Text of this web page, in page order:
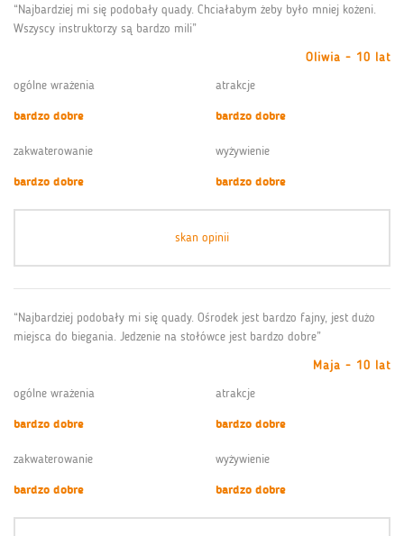
“Najbardziej mi się podobały quady. Chciałabym żeby było mniej kożeni.
Wszyscy instruktorzy są bardzo mili”
Oliwia - 10 lat
ogólne wrażenia
bardzo dobre
atrakcje
bardzo dobre
zakwaterowanie
bardzo dobre
wyżywienie
bardzo dobre
skan opinii
“Najbardziej podobały mi się quady. Ośrodek jest bardzo fajny, jest dużo
miejsca do biegania. Jedzenie na stołówce jest bardzo dobre”
Maja - 10 lat
ogólne wrażenia
bardzo dobre
atrakcje
bardzo dobre
zakwaterowanie
bardzo dobre
wyżywienie
bardzo dobre